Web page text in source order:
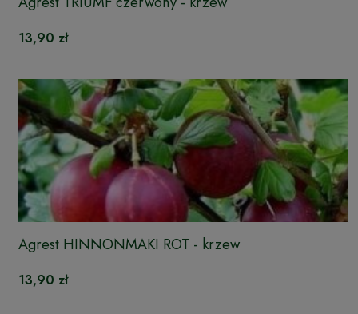
13,90 zł
Agrest HINNONMAKI ROT - krzew
13,90 zł